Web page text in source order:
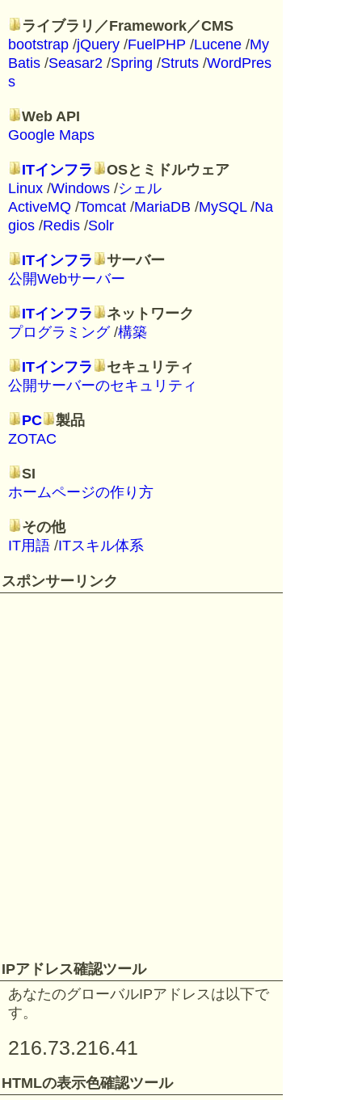
ライブラリ／Framework／CMS
bootstrap /jQuery /FuelPHP /Lucene /My
Batis /Seasar2 /Spring /Struts /WordPres
s
Web API
Google Maps
ITインフラ
OSとミドルウェア
Linux /Windows /シェル
ActiveMQ /Tomcat /MariaDB /MySQL/Na
gios /Redis /Solr
ITインフラ
サーバー
公開Webサーバー
ITインフラ
ネットワーク
プログラミング/構築
ITインフラ
セキュリティ
公開サーバーのセキュリティ
PC
製品
ZOTAC
SI
ホームページの作り方
その他
IT用語 /ITスキル体系
スポンサーリンク
IPアドレス確認ツール
あなたのグローバルIPアドレスは以下で
す。
216.73.216.41
HTMLの表示色確認ツール